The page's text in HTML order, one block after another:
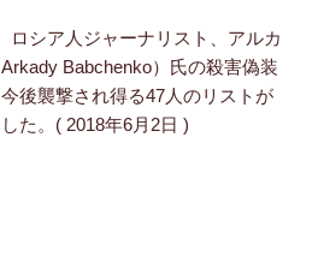
ロシア人ジャーナリスト、アルカ
Babchenko）氏の殺害偽装
後襲撃され得る47人のリストが
た。( 2018年6月2日 )